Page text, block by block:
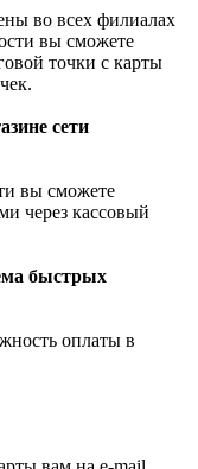
во всех филиалах
вы сможете
точки с карты
сети
вы сможете
через кассовый
быстрых
оплаты в